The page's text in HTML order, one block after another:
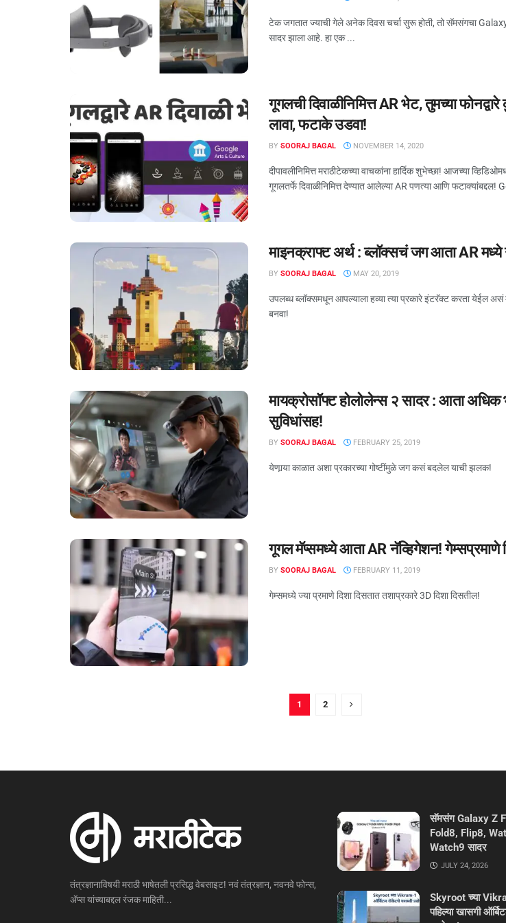
टेक जगतात ज्याची गेले अनेक दिवस चर्चा सुरू होती, तो सॅमसंगचा
सादर झाला आहे. हा एक ...
गूगलची दिवाळीनिमित्त AR भेट, तुमच्या
लावा, फटाके उडवा!
BY SOORAJ BAGAL NOVEMBER 14, 2020
दीपावलीनिमित्त मराठीटेकच्या वाचकांना हार्दिक शुभेच्छा! आजच्या
गूगलतर्फे दिवाळीनिमित्त देण्यात आलेल्या AR पणत्या आणि
माइनक्राफ्ट अर्थ : ब्लॉक्सचं जग आता AR
BY SOORAJ BAGAL MAY 20, 2019
उपलब्ध ब्लॉक्समधून आपल्याला हव्या त्या प्रकारे इंटरॅक्ट करता येईल असं
बनवा!
मायक्रोसॉफ्ट होलोलेन्स २ सादर : आता अधिक
सुविधांसह!
BY SOORAJ BAGAL FEBRUARY 25, 2019
येणार्‍या काळात अशा प्रकारच्या गोष्टींमुळे जग कसं बदलेल याची झलक!
गूगल मॅप्समध्ये आता AR नॅव्हिगेशन! गेम्सप्रमाणे
BY SOORAJ BAGAL FEBRUARY 11, 2019
गेम्समध्ये ज्या प्रमाणे दिशा दिसतात तशाप्रकारे 3D दिशा दिसतील!
1 2
तंत्रज्ञानाविषयी मराठी भाषेतली प्रसिद्ध वेबसाइट! नवं तंत्रज्ञान, नवनवे फोन्स,
ॲप्स यांच्याबद्दल रंजक माहिती...
सॅमसंग Galaxy Z
Fold8, Flip8,
Watch9 सादर
JULY 24, 2026
Skyroot च्या
पहिल्या खासगी